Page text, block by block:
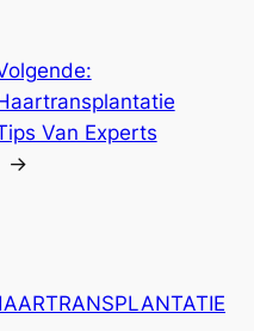
Van Experts
→